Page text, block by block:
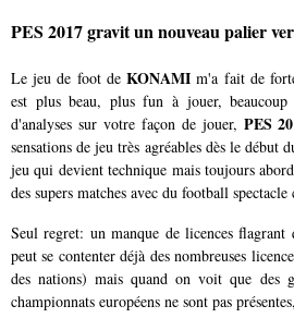
PES 2017 gravit un nouveau palier
Le jeu de foot deKONAMI m'a fait de
est plus beau, plus fun à jouer,
d'analyses sur votre façon de jouer, PES
sensations de jeu très agréables dès le début
jeu qui devient technique mais toujours
des supers matches avec du football
Seul regret: un manque de licences
peut se contenter déjà des nombreuses
des nations) mais quand on voit que des
championnats européens ne sont pas